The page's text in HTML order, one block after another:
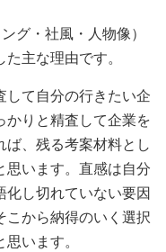
グ・社風・人物像）
主な理由です。
して自分の行きたい企
かりと精査して企業を
、残る考案材料とし
思います。直感は自分
化し切れていない要因
こから納得のいく選択
います。